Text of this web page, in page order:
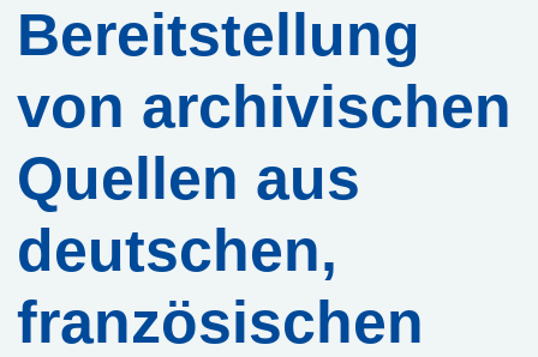
Anwendungsbereiche
Funktionsumfang
Systemarchitektur
Release
History
Services
Bereitstellung
von archivischen
Quellen aus
deutschen,
französischen